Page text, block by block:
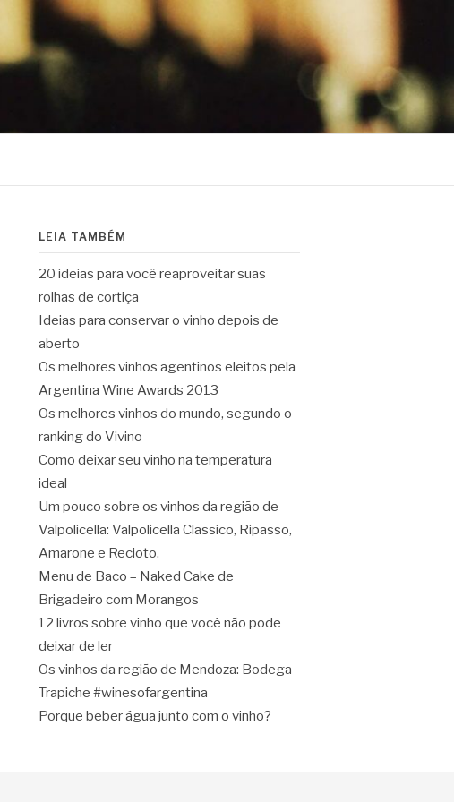
LEIA TAMBÉM
20 ideias para você reaproveitar suas
rolhas de cortiça
Ideias para conservar o vinho depois de
aberto
Os melhores vinhos agentinos eleitos pela
Argentina Wine Awards 2013
Os melhores vinhos do mundo, segundo o
ranking do Vivino
Como deixar seu vinho na temperatura
ideal
Um pouco sobre os vinhos da região de
Valpolicella: Valpolicella Classico, Ripasso,
Amarone e Recioto.
Menu de Baco – Naked Cake de
Brigadeiro com Morangos
12 livros sobre vinho que você não pode
deixar de ler
Os vinhos da região de Mendoza: Bodega
Trapiche #winesofargentina
Porque beber água junto com o vinho?